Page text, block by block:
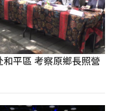
平區 考察原鄉長照營